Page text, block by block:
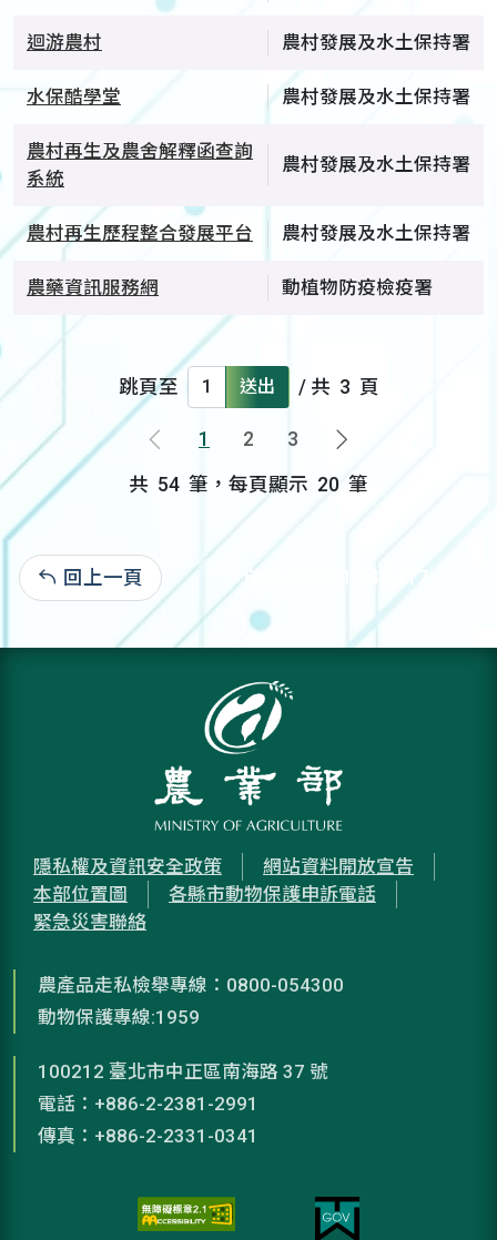
迴游農村 農村發展及水土保持署
水保酷學堂 農村發展及水土保持署
農村再生及農舍解釋函查詢
系統
農村發展及水土保持署
農村再生歷程整合發展平台 農村發展及水土保持署
農藥資訊服務網 動植物防疫檢疫署
跳頁至 送出 / 共 3 頁
上一頁
1 2 3
下一頁
共 54 筆，每頁顯示 20 筆
回上一頁 自94.05.06:1,243,317
隱私權及資訊安全政策
網站資料開放宣告
本部位置圖
各縣市動物保護申訴電話
緊急災害聯絡
農產品走私檢舉專線：0800-054300
動物保護專線:1959
100212 臺北市中正區南海路 37 號
電話：+886-2-2381-2991
傳真：+886-2-2331-0341